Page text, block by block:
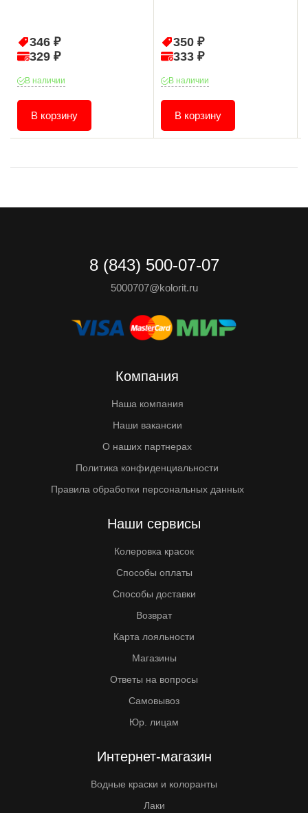
346 ₽
329 ₽
В наличии
В корзину
350 ₽
333 ₽
В наличии
В корзину
8 (843) 500-07-07
5000707@kolorit.ru
Компания
Наша компания
Наши вакансии
О наших партнерах
Политика конфиденциальности
Правила обработки персональных данных
Наши сервисы
Колеровка красок
Способы оплаты
Способы доставки
Возврат
Карта лояльности
Магазины
Ответы на вопросы
Самовывоз
Юр. лицам
Интернет-магазин
Водные краски и колоранты
Лаки